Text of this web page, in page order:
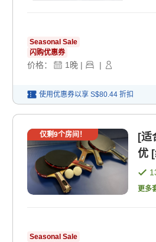
Seasonal Sale
闪购优惠券
价格： 1 晚 | |
使用优惠券以享 S$80.44 折扣
仅剩9个房间！
[适
优
更多
Seasonal Sale